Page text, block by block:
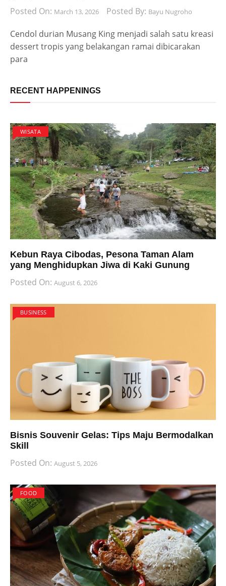
Posted On: March 13, 2026 Posted By: Bayu Nugroho
Cendol durian Musang King menjadi salah satu kreasi
dessert tropis yang belakangan ramai dibicarakan
para
RECENT HAPPENINGS
WISATA
Kebun Raya Cibodas, Pesona Taman Alam
yang Menghidupkan Jiwa di Kaki Gunung
Posted On: August 6, 2026
BUSINESS
Bisnis Souvenir Gelas: Tips Maju Bermodalkan
Skill
Posted On: August 5, 2026
FOOD